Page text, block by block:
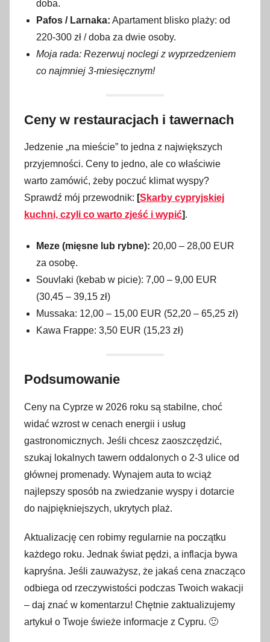
doba.
Pafos / Larnaka: Apartament blisko plaży: od
220-300 zł / doba za dwie osoby.
Moja rada: Rezerwuj noclegi z wyprzedzeniem
co najmniej 3-miesięcznym!
Ceny w restauracjach i tawernach
Jedzenie „na mieście” to jedna z największych
przyjemności. Ceny to jedno, ale co właściwie
warto zamówić, żeby poczuć klimat wyspy?
Sprawdź mój przewodnik: [Skarby cypryjskiej
kuchni, czyli co warto zjeść i wypić].
Meze (mięsne lub rybne): 20,00 – 28,00 EUR
za osobę.
Souvlaki (kebab w picie): 7,00 – 9,00 EUR
(30,45 – 39,15 zł)
Mussaka: 12,00 – 15,00 EUR (52,20 – 65,25 zł)
Kawa Frappe: 3,50 EUR (15,23 zł)
Podsumowanie
Ceny na Cyprze w 2026 roku są stabilne, choć
widać wzrost w cenach energii i usług
gastronomicznych. Jeśli chcesz zaoszczędzić,
szukaj lokalnych tawern oddalonych o 2-3 ulice od
głównej promenady. Wynajem auta to wciąż
najlepszy sposób na zwiedzanie wyspy i dotarcie
do najpiękniejszych, ukrytych plaż.
Aktualizację cen robimy regularnie na początku
każdego roku. Jednak świat pędzi, a inflacja bywa
kapryśna. Jeśli zauważysz, że jakaś cena znacząco
odbiega od rzeczywistości podczas Twoich wakacji
– daj znać w komentarzu! Chętnie zaktualizujemy
artykuł o Twoje świeże informacje z Cypru. 🙂